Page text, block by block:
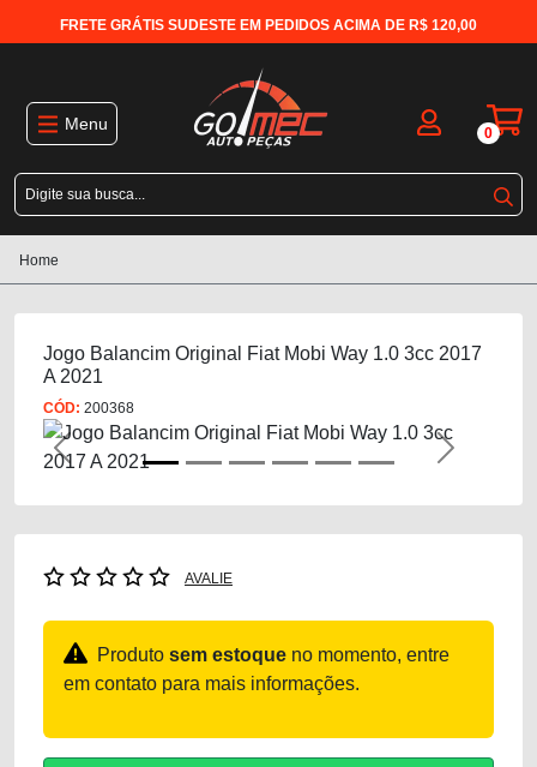
FRETE GRÁTIS SUDESTE EM PEDIDOS ACIMA DE R$ 120,00
Menu 0
Home
Jogo Balancim Original Fiat Mobi Way 1.0 3cc 2017
A 2021
CÓD: 200368
Previous Next
AVALIE
Produto sem estoque no momento, entre
em contato para mais informações.